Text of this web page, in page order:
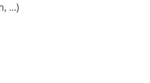
...)